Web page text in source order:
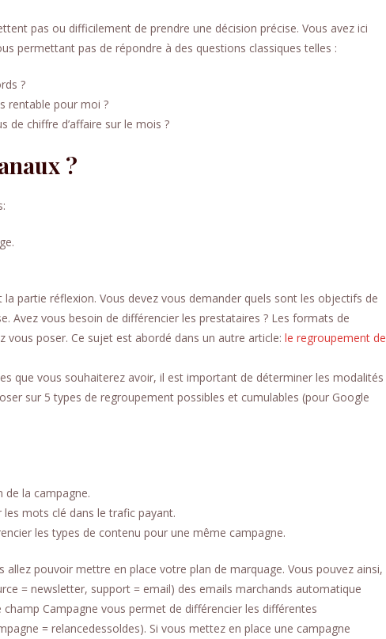
pas ou difficilement de prendre une décision précise. Vous avez ici
permettant pas de répondre à des questions classiques telles :
?
rentable pour moi ?
de chiffre d’affaire sur le mois ?
?
partie réflexion. Vous devez vous demander quels sont les objectifs de
Avez vous besoin de différencier les prestataires ? Les formats de
vous poser. Ce sujet est abordé dans un autre article: le regroupement de
que vous souhaiterez avoir, il est important de déterminer les modalités
sur 5 types de regroupement possibles et cumulables (pour Google
de la campagne.
mots clé dans le trafic payant.
les types de contenu pour une même campagne.
pouvoir mettre en place votre plan de marquage. Vous pouvez ainsi,
= newsletter, support = email) des emails marchands automatique
Campagne vous permet de différencier les différentes
= relancedessoldes). Si vous mettez en place une campagne